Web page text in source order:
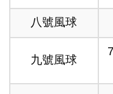
八號風球
九號風球